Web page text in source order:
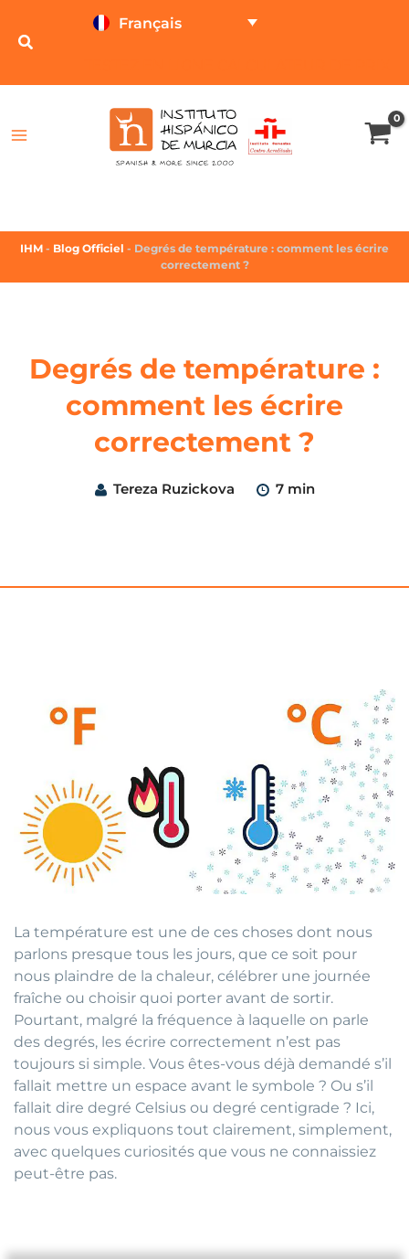
Français
IHM - Blog Officiel - Degrés de température : comment les écrire
correctement ?
Degrés de température :
comment les écrire
correctement ?
Tereza Ruzickova 7 min
La température est une de ces choses dont nous
parlons presque tous les jours, que ce soit pour
nous plaindre de la chaleur, célébrer une journée
fraîche ou choisir quoi porter avant de sortir.
Pourtant, malgré la fréquence à laquelle on parle
des degrés, les écrire correctement n’est pas
toujours si simple. Vous êtes-vous déjà demandé s’il
fallait mettre un espace avant le symbole ? Ou s’il
fallait dire degré Celsius ou degré centigrade ? Ici,
nous vous expliquons tout clairement, simplement,
avec quelques curiosités que vous ne connaissiez
peut-être pas.